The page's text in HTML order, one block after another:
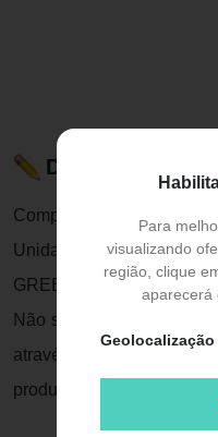
Para
visualizando
região, clique
aparecerá
Geolocalização
Descrição do
Composição dos
Unidades - PHYTO
GREEN LEAN - (Baixar
Não será permitida troca
através de KIT; Não
produtos do KI